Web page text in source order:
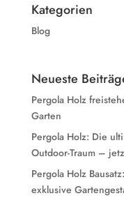
Kategorien
Blog
Neueste
Pergola Holz
Garten
Pergola Holz: Die
Outdoor-Traum –
Pergola Holz
exklusive